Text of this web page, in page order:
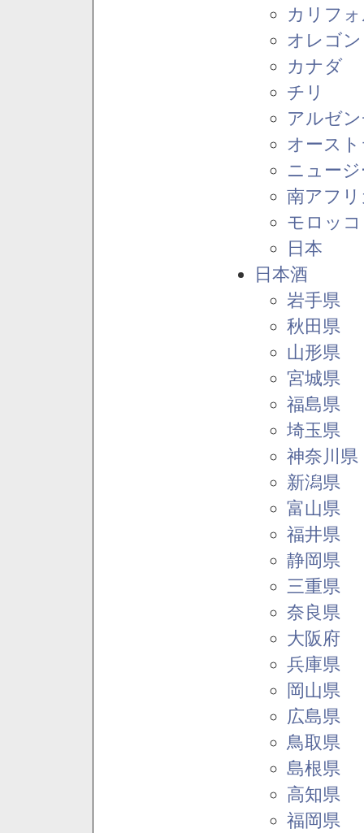
カリフ
オレゴ
カナダ
チリ
アルゼ
オース
ニュー
南アフ
モロッコ
日本
日本酒
岩手県
秋田県
山形県
宮城県
福島県
埼玉県
神奈川県
新潟県
富山県
福井県
静岡県
三重県
奈良県
大阪府
兵庫県
岡山県
広島県
鳥取県
島根県
高知県
福岡県